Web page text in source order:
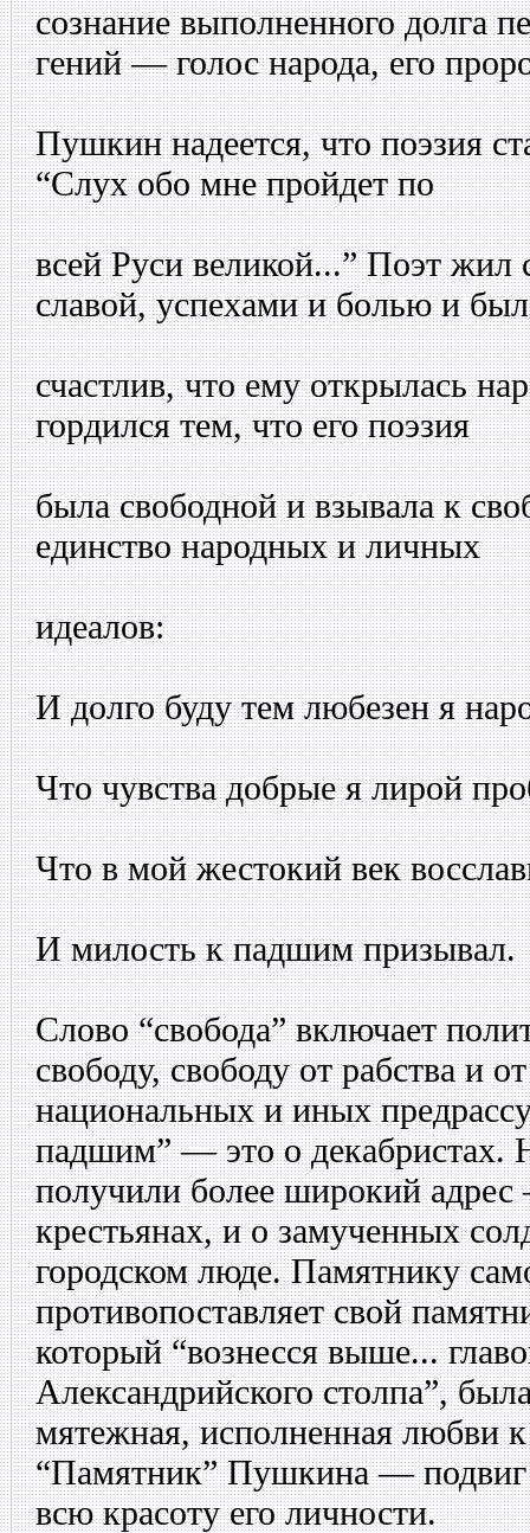
сознание выполненного долга
гений — голос народа, его
Пушкин надеется, что поэзия
“Слух обо мне пройдет по
всей Руси великой...” Поэт жил
славой, успехами и болью и был
счастлив, что ему открылась
гордился тем, что его поэзия
была свободной и взывала к
единство народных и личных
идеалов:
И долго буду тем любезен я
Что чувства добрые я лирой
Что в мой жестокий век
И милость к падшим призывал.
Слово “свобода” включает
свободу, свободу от рабства и
национальных и иных
падшим” — это о декабристах.
получили более широкий
крестьянах, и о замученных
городском люде. Памятнику
противопоставляет свой
который “вознесся выше...
Александрийского столпа”,
мятежная, исполненная любви
“Памятник” Пушкина — подвиг
всю красоту его личности.